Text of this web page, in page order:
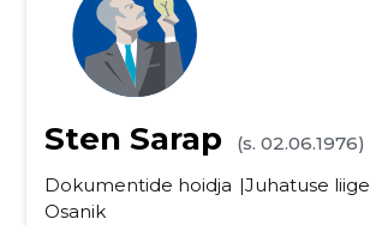
Sten Sarap
(s. 02.06.1976)
Dokumentide hoidja
Juhatuse liige
Osanik